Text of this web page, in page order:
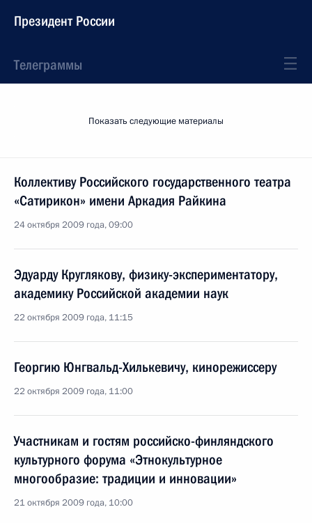
Президент России
Телеграммы
Показать следующие материалы
Коллективу Российского государственного театра
«Сатирикон» имени Аркадия Райкина
24 октября 2009 года, 09:00
Эдуарду Круглякову, физику-экспериментатору,
академику Российской академии наук
22 октября 2009 года, 11:15
Георгию Юнгвальд-Хилькевичу, кинорежиссеру
22 октября 2009 года, 11:00
Участникам и гостям российско-финляндского
культурного форума «Этнокультурное
многообразие: традиции и инновации»
21 октября 2009 года, 10:00